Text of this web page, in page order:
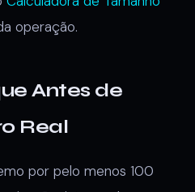
operação.
Antes de
Real
por pelo menos 100